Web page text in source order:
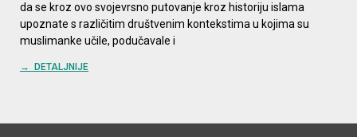
da se kroz ovo svojevrsno putovanje kroz historiju islama
upoznate s različitim društvenim kontekstima u kojima su
muslimanke učile, podučavale i
→ DETALJNIJE